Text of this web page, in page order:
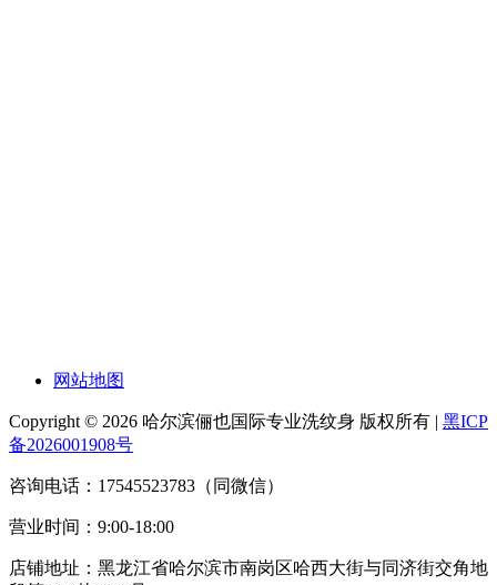
网站地图
Copyright © 2026 哈尔滨俪也国际专业洗纹身 版权所有 | 黑ICP
备2026001908号
咨询电话：17545523783（同微信）
营业时间：9:00-18:00
店铺地址：黑龙江省哈尔滨市南岗区哈西大街与同济街交角地